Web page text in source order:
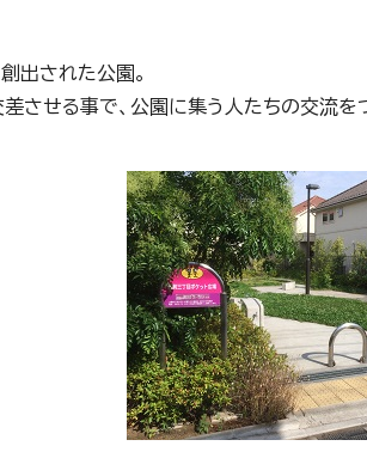
出された公園。
させる事で、公園に集う人たちの交流を